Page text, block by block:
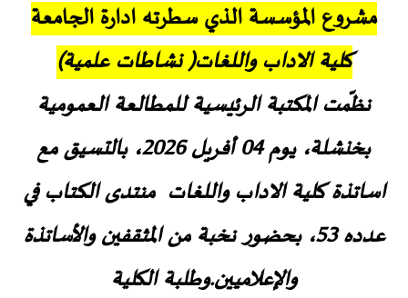
مشروع المؤسسة الذي سطرته ادارة الجامعة
كلية الاداب واللغات( نشاطات علمية)
نظّمت المكتبة الرئيسية للمطالعة العمومية
بخنشلة، يوم 04 أفريل 2026، بالتسيق مع
اساتذة كلية الاداب واللغات منتدى الكتاب في
عدده 53، بحضور نخبة من المثقفين والأساتذة
والإعلاميين.وطلبة الكلية